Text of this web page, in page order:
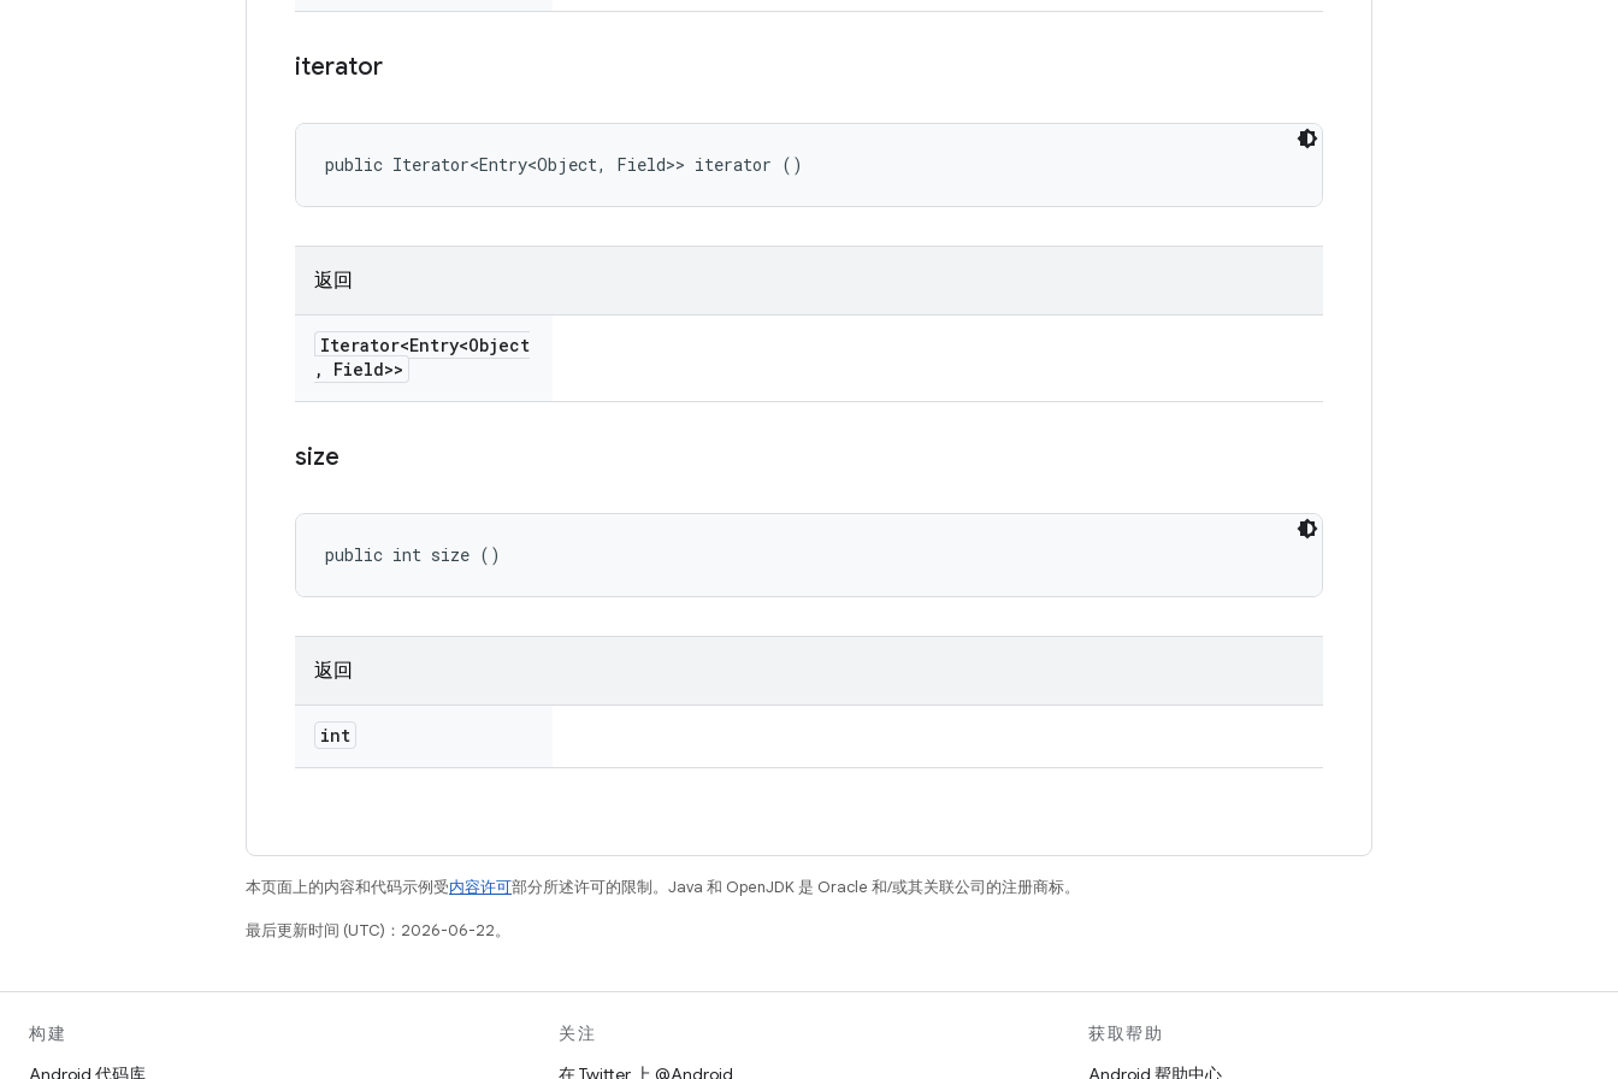
iterator
public Iterator<Entry<Object, Field>> iterator ()
返回
Iterator<Entry<Object
,
Field>>
size
public int size ()
返回
int
本页面上的内容和代码示例受内容许可部分所述许可的限制。Java 和 OpenJDK 是 Oracle 和/或其关联公司的注册商标。
最后更新时间 (UTC)：2026-06-22。
构建
Android 代码库
关注
在 Twitter 上 @Android
获取帮助
Android 帮助中心